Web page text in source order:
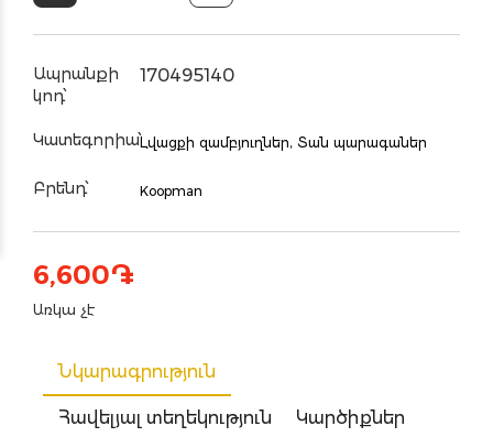
Ապրանքի
կոդ՝
170495140
Կատեգորիա՝Լվացքի զամբյուղներ, Տան պարագաներ
Բրենդ՝ Koopman
6,600֏
Առկա չէ
Նկարագրություն
Հավելյալ տեղեկություն Կարծիքներ